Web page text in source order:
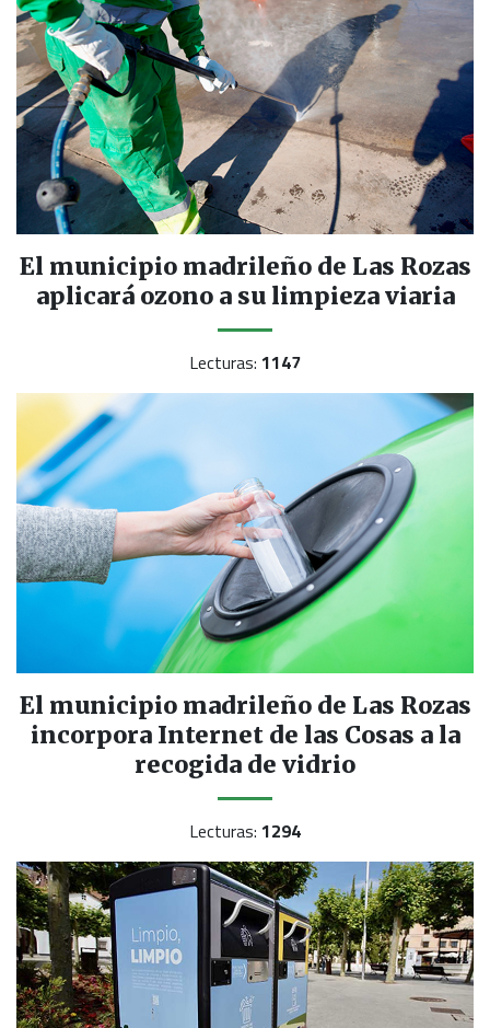
El municipio madrileño de Las Rozas
aplicará ozono a su limpieza viaria
Lecturas: 1147
El municipio madrileño de Las Rozas
incorpora Internet de las Cosas a la
recogida de vidrio
Lecturas: 1294